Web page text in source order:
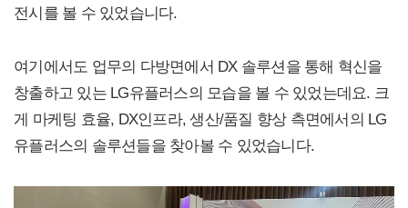
전시를 볼 수 있었습니다.
여기에서도 업무의 다방면에서 DX 솔루션을 통해 혁신을
창출하고 있는 LG유플러스의 모습을 볼 수 있었는데요. 크
게 마케팅 효율, DX인프라, 생산/품질 향상 측면에서의 LG
유플러스의 솔루션들을 찾아볼 수 있었습니다.